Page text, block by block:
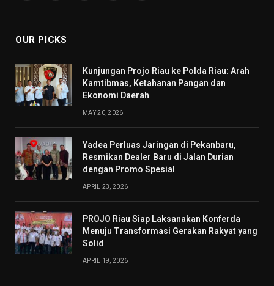
OUR PICKS
Kunjungan Projo Riau ke Polda Riau: Arah
Kamtibmas, Ketahanan Pangan dan
Ekonomi Daerah
MAY 20, 2026
Yadea Perluas Jaringan di Pekanbaru,
Resmikan Dealer Baru di Jalan Durian
dengan Promo Spesial
APRIL 23, 2026
PROJO Riau Siap Laksanakan Konferda
Menuju Transformasi Gerakan Rakyat yang
Solid
APRIL 19, 2026